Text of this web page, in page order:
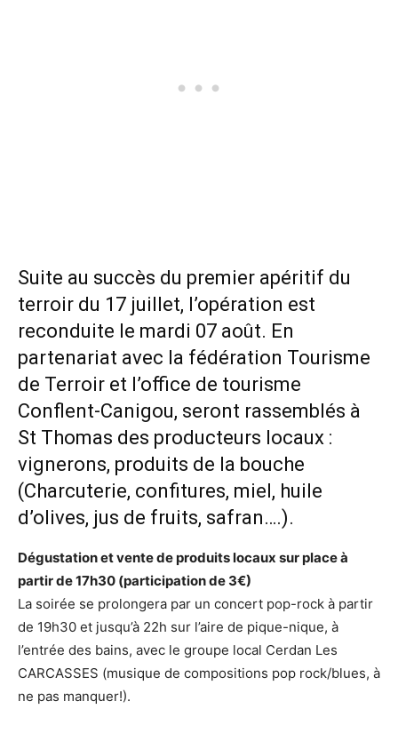
Suite au succès du premier apéritif du
terroir du 17 juillet, l’opération est
reconduite le mardi 07 août. En
partenariat avec la fédération Tourisme
de Terroir et l’office de tourisme
Conflent-Canigou, seront rassemblés à
St Thomas des producteurs locaux :
vignerons, produits de la bouche
(Charcuterie, confitures, miel, huile
d’olives, jus de fruits, safran….).
Dégustation et vente de produits locaux sur place à
partir de 17h30 (participation de 3€)
La soirée se prolongera par un concert pop-rock à partir
de 19h30 et jusqu’à 22h sur l’aire de pique-nique, à
l’entrée des bains, avec le groupe local Cerdan Les
CARCASSES (musique de compositions pop rock/blues, à
ne pas manquer!).